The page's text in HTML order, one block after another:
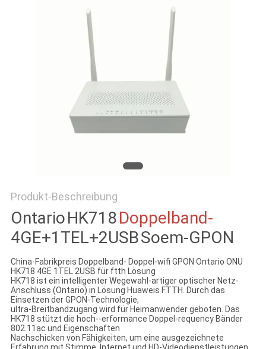
Produkt-Beschreibung
OntarioHK718Doppelband-
4GE+1TEL+2USBSoem-GPON
China-Fabrikpreis Doppelband- Doppel-wifi GPON Ontario ONU
HK718 4GE 1TEL 2USB für ftth Lösung
HK718 ist ein intelligenter Wegewahl-artiger optischer Netz-
Anschluss (Ontario) in Lösung Huaweis FTTH. Durch das
Einsetzen der GPON-Technologie,
ultra-Breitbandzugang wird für Heimanwender geboten. Das
HK718 stützt die hoch--erformance Doppel-requency Bänder
802.11ac und Eigenschaften
Nachschicken von Fähigkeiten, um eine ausgezeichnete